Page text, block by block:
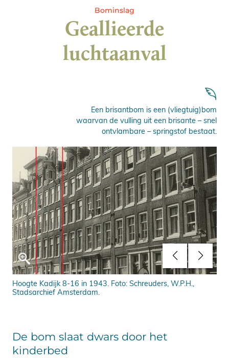
Bominslag
Geallieerde
luchtaanval
Een brisantbom is een (vliegtuig)bom
waarvan de vulling uit een brisante – snel
ontvlambare – springstof bestaat.
Hoogte Kadijk 8-16 in 1943. Foto: Schreuders, W.P.H.,
Stadsarchief Amsterdam.
De bom slaat dwars door het
kinderbed